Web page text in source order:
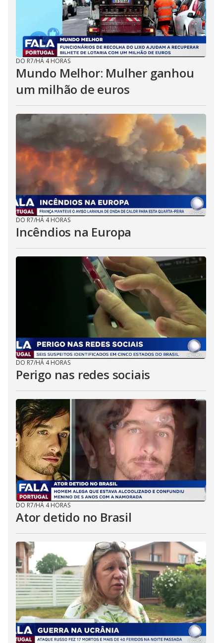
DO R7/HÁ 4 HORAS
Mundo Melhor: Mulher ganhou
um milhão de euros
DO R7/HÁ 4 HORAS
Incêndios na Europa
DO R7/HÁ 4 HORAS
Perigo nas redes sociais
DO R7/HÁ 4 HORAS
Ator detido no Brasil